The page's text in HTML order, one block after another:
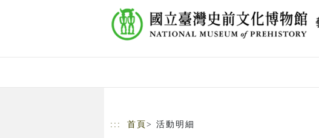
::: 首頁 > 活動明細